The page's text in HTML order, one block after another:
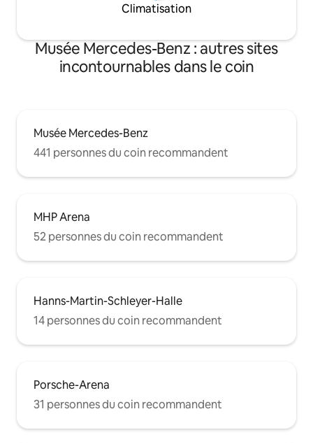
Climatisation
Musée Mercedes-Benz : autres sites
incontournables dans le coin
Musée Mercedes-Benz
441 personnes du coin recommandent
MHP Arena
52 personnes du coin recommandent
Hanns-Martin-Schleyer-Halle
14 personnes du coin recommandent
Porsche-Arena
31 personnes du coin recommandent